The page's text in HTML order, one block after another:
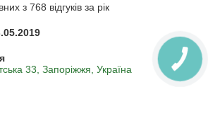
з 768 відгуків за рік
33, Запоріжжя, Україна